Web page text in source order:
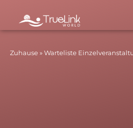
Zuhause»Warteliste